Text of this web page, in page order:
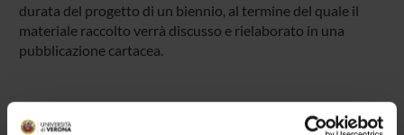
durata del progetto di un biennio, al termine del quale il
materiale raccolto verrà discusso e rielaborato in una
pubblicazione cartacea.